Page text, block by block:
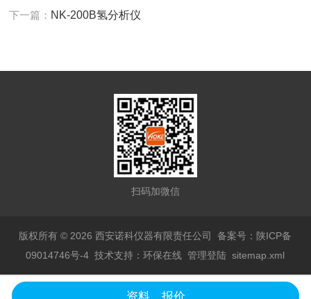
下一篇： NK-200B氢分析仪
扫码加微信
版权所有 © 2026 西安诺科仪器有限责任公司备案号：陕ICP备
09014746号-4 技术支持：环保在线 管理登陆 sitemap.xml
陕公网安备 61019602000735号
资料、报价